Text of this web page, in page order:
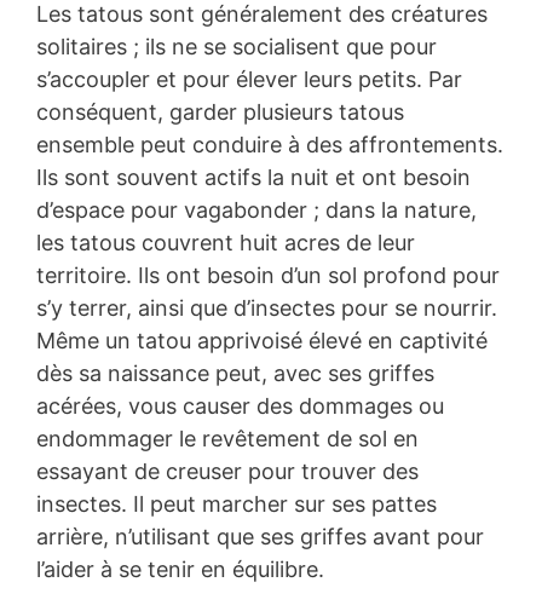
Les tatous sont généralement des créatures
solitaires ; ils ne se socialisent que pour
s’accoupler et pour élever leurs petits. Par
conséquent, garder plusieurs tatous
ensemble peut conduire à des affrontements.
Ils sont souvent actifs la nuit et ont besoin
d’espace pour vagabonder ; dans la nature,
les tatous couvrent huit acres de leur
territoire. Ils ont besoin d’un sol profond pour
s’y terrer, ainsi que d’insectes pour se nourrir.
Même un tatou apprivoisé élevé en captivité
dès sa naissance peut, avec ses griffes
acérées, vous causer des dommages ou
endommager le revêtement de sol en
essayant de creuser pour trouver des
insectes. Il peut marcher sur ses pattes
arrière, n’utilisant que ses griffes avant pour
l’aider à se tenir en équilibre.